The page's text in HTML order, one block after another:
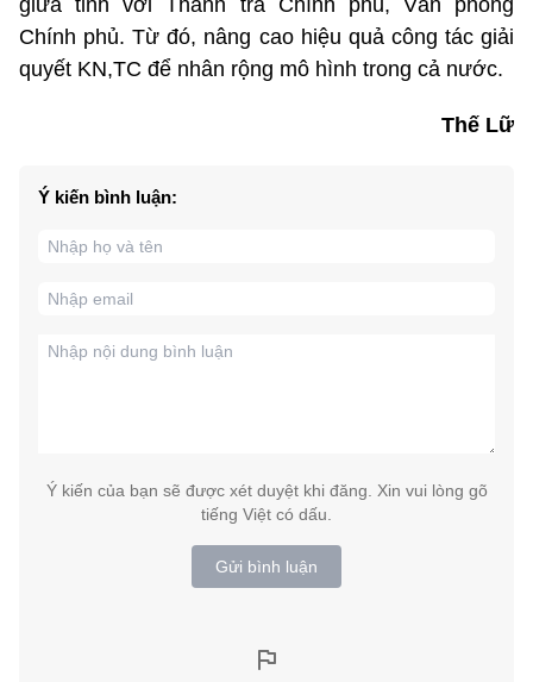
Chính phủ. Từ đó, nâng cao hiệu quả công tác giải
quyết KN,TC để nhân rộng mô hình trong cả nước.
Thế Lữ
Ý kiến bình luận:
Ý kiến của bạn sẽ được xét duyệt khi đăng. Xin vui lòng gõ
tiếng Việt có dấu.
Gửi bình luận